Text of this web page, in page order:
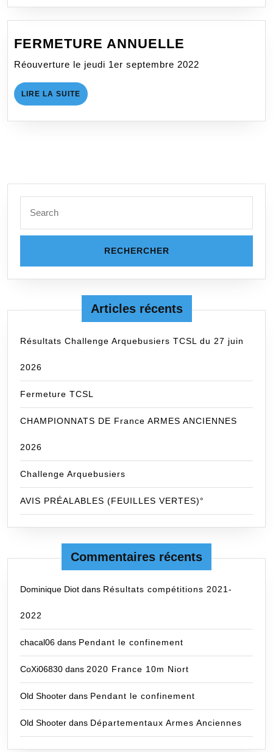
au
TCSL
le
FERMETURE ANNUELLE
ANNUELLE
Réouverture le jeudi 1er septembre 2022
LIRE LA SUITE LIRE
LA
for:
Articles récents
Résultats Challenge Arquebusiers TCSL du 27 juin
2026
Fermeture TCSL
CHAMPIONNATS DE France ARMES ANCIENNES
2026
Challenge Arquebusiers
AVIS PRÉALABLES (FEUILLES VERTES)°
Commentaires récents
Dominique Diot dans Résultats compétitions 2021-
2022
chacal06 dans Pendant le confinement
CoXi06830 dans 2020 France 10m Niort
Old Shooter dans Pendant le confinement
Old Shooter dans Départementaux Armes Anciennes